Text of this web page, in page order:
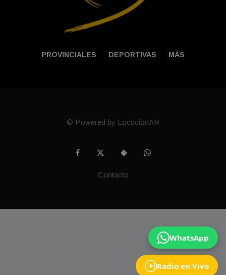
Radio en Vivo
WhatsApp
PROVINCIALES DEPORTIVAS MÁS
© Powered by LocucionAR
Contacto